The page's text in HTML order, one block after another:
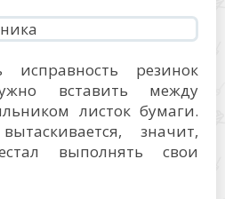
исправность резинок
вставить между
листок бумаги.
значит,
выполнять свои